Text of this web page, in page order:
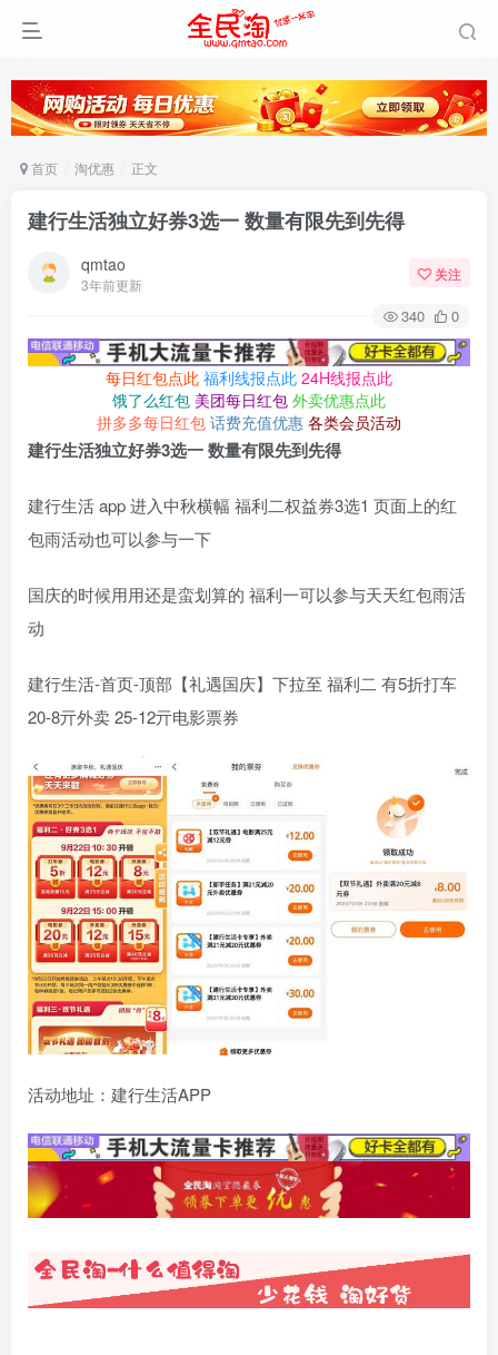
首页 淘优惠 正文
建行生活独立好券3选一 数量有限先到先得
qmtao
3年前更新
关注
340 0
每日红包点此 福利线报点此 24H线报点此
饿了么红包 美团每日红包 外卖优惠点此
拼多多每日红包 话费充值优惠 各类会员活动
建行生活独立好券3选一 数量有限先到先得
建行生活 app 进入中秋横幅 福利二权益券3选1 页面上的红
包雨活动也可以参与一下
国庆的时候用用还是蛮划算的 福利一可以参与天天红包雨活
动
建行生活-首页-顶部【礼遇国庆】下拉至 福利二 有5折打车
20-8亓外卖 25-12亓电影票券
活动地址：建行生活APP